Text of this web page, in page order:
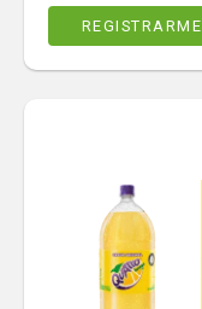
REGISTRARME